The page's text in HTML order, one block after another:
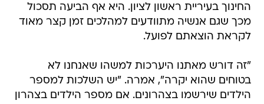
החינוך בעיריית ראשון לציון. היא אף הביעה תסכול
מכך שגם אנשיה מתוודעים למהלכים זמן קצר מאוד
לקראת הוצאתם לפועל.
"זה דורש מאתנו היערכות למשהו שאנחנו לא
בטוחים שהוא יקרה", אמרה. "יש השלכות למספר
הילדים שירשמו בצהרונים. אם מספר הילדים בצהרון